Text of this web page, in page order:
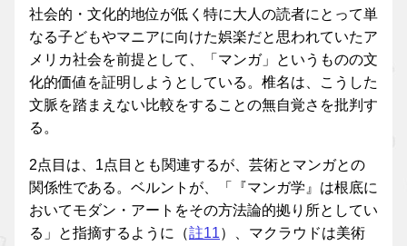
社会的・文化的地位が低く特に大人の読者にとって単
なる子どもやマニアに向けた娯楽だと思われていたア
メリカ社会を前提として、「マンガ」というものの文
化的価値を証明しようとしている。椎名は、こうした
文脈を踏まえない比較をすることの無自覚さを批判す
る。
2点目は、1点目とも関連するが、芸術とマンガとの
関係性である。ベルントが、「『マンガ学』は根底に
おいてモダン・アートをその方法論的拠り所としてい
る」と指摘するように（註11）、マクラウドは美術